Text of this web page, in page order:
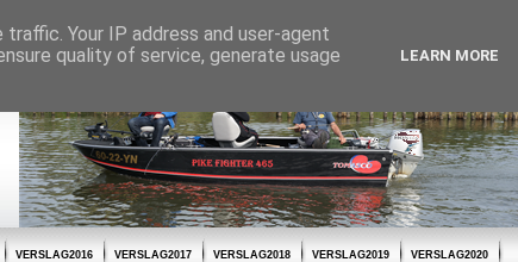
VERSLAG2016 VERSLAG2017 VERSLAG2018 VERSLAG2019 VERSLAG2020
Your IP address and user-agent
quality of service, generate usage
LEARN MORE